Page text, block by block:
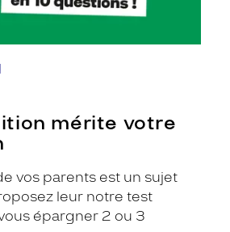
mérite votre
vos parents est un sujet
leur notre test
épargner 2 ou 3